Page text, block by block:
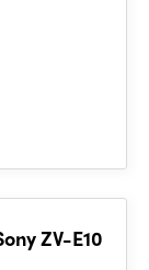
ZV-E10